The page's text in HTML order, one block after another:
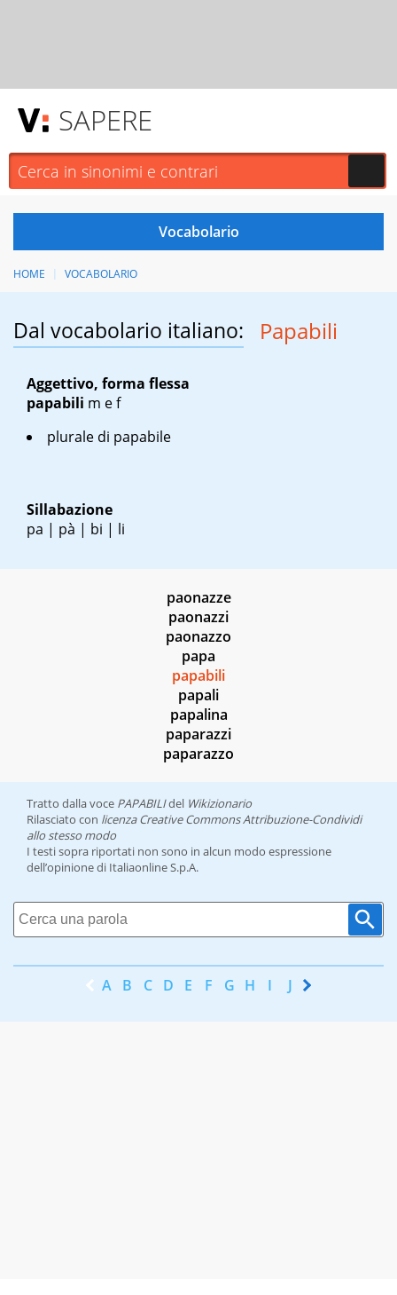
SAPERE
HOME VOCABOLARIO
Dal vocabolario italiano: Papabili
Aggettivo, forma flessa
papabili m ef
plurale di papabile
Sillabazione
pa | pà | bi | li
paonazze
paonazzi
paonazzo
papa
papabili
papali
papalina
paparazzi
paparazzo
Tratto dalla voce PAPABILIdel Wikizionario
Rilasciato con licenza Creative Commons Attribuzione-Condividi
allo stesso modo
I testi sopra riportati non sono in alcun modo espressione
dell’opinione di Italiaonline S.p.A.
A B C D E F G H I J K